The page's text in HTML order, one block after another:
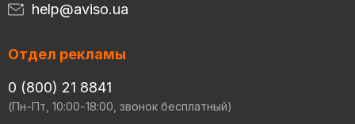
help@aviso.ua
Отдел рекламы
0 (800) 21 8841
(Пн-Пт, 10:00-18:00, звонок бесплатный)